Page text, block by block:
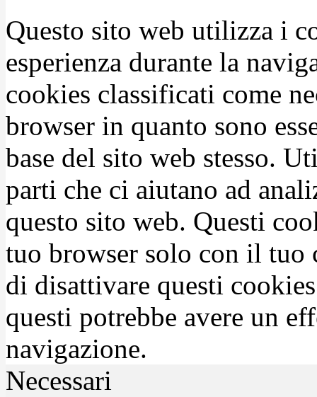
Questo sito web utilizza i
esperienza durante la
cookies classificati come
browser in quanto sono
base del sito web stesso.
parti che ci aiutano ad
questo sito web. Questi
tuo browser solo con il tuo
di disattivare questi
questi potrebbe avere un
navigazione.
Necessari